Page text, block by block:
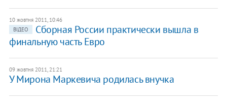
10 жовтня 2011, 10:46
ВІДЕО
Сборная России практически вышла в
финальную часть Евро
09 жовтня 2011, 21:21
У Мирона Маркевича родилась внучка